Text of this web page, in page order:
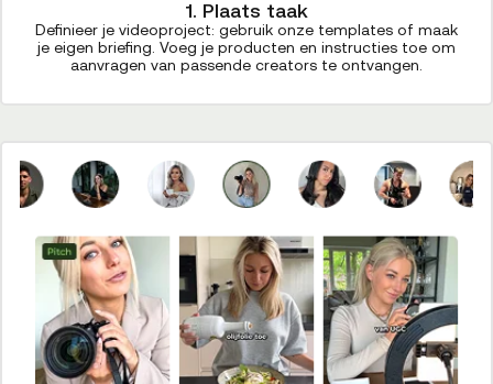
1. Plaats taak
Definieer je videoproject: gebruik onze templates of maak
je eigen briefing. Voeg je producten en instructies toe om
aanvragen van passende creators te ontvangen.